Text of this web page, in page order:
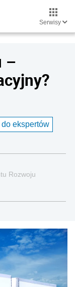
Serwisy
–
do ekspertów
Rozwoju